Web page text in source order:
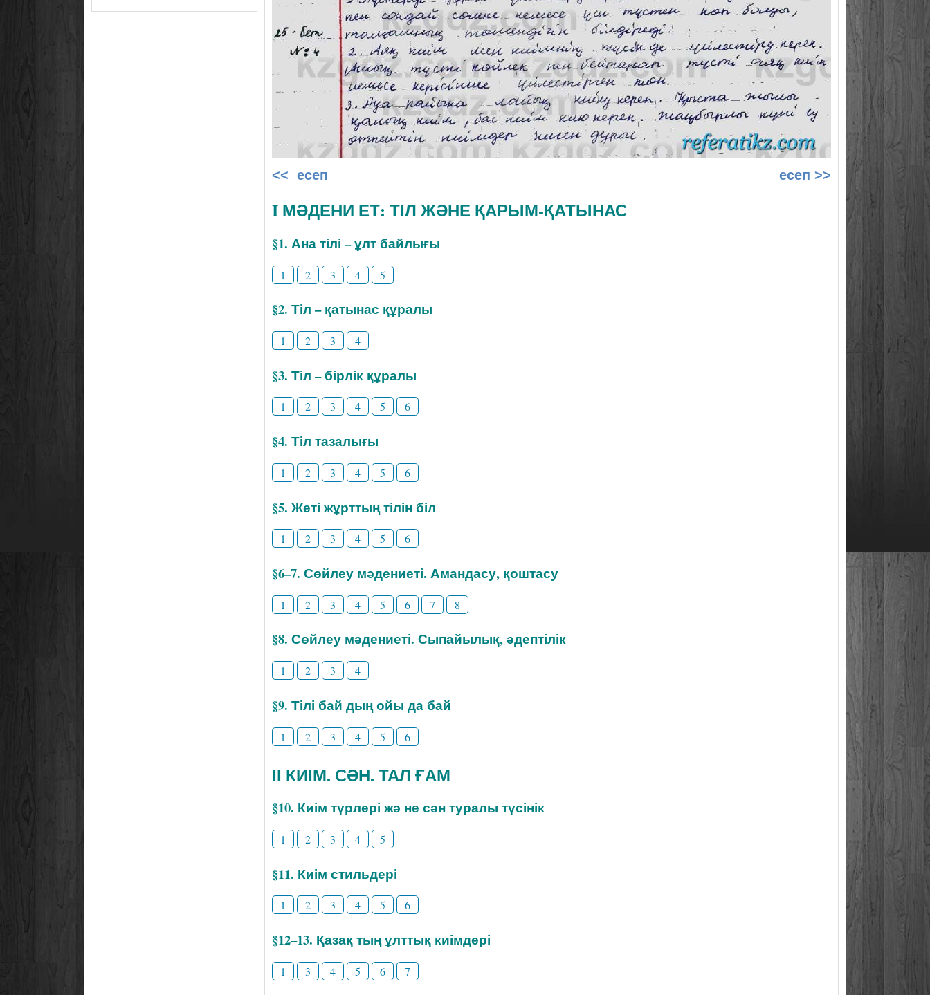
<< есеп есеп >>
I МӘДЕНИ ЕТ: ТІЛ ЖӘНЕ ҚАРЫМ-ҚАТЫНАС
§1. Ана тілі – ұлт байлығы
1 2 3 4 5
§2. Тіл – қатынас құралы
1 2 3 4
§3. Тіл – бірлік құралы
1 2 3 4 5 6
§4. Тіл тазалығы
1 2 3 4 5 6
§5. Жеті жұрттың тілін біл
1 2 3 4 5 6
§6–7. Сөйлеу мәдениеті. Амандасу, қоштасу
1 2 3 4 5 6 7 8
§8. Сөйлеу мәдениеті. Сыпайылық, әдептілік
1 2 3 4
§9. Тілі бай дың ойы да бай
1 2 3 4 5 6
ІІ КИІМ. СӘН. ТАЛ ҒАМ
§10. Киім түрлері жә не сән туралы түсінік
1 2 3 4 5
§11. Киім стильдері
1 2 3 4 5 6
§12–13. Қазақ тың ұлттық киімдері
1 3 4 5 6 7